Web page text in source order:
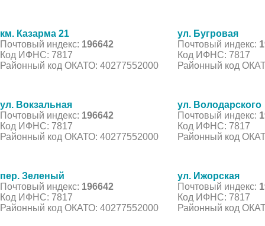
км. Казарма 21
Почтовый индекс: 196642
Код ИФНС: 7817
Районный код ОКАТО: 40277552000
ул. Бугровая
Почтовый индекс:
Код ИФНС: 7817
Районный код
ул. Вокзальная
Почтовый индекс: 196642
Код ИФНС: 7817
Районный код ОКАТО: 40277552000
ул. Володарского
Почтовый индекс:
Код ИФНС: 7817
Районный код
пер. Зеленый
Почтовый индекс: 196642
Код ИФНС: 7817
Районный код ОКАТО: 40277552000
ул. Ижорская
Почтовый индекс:
Код ИФНС: 7817
Районный код